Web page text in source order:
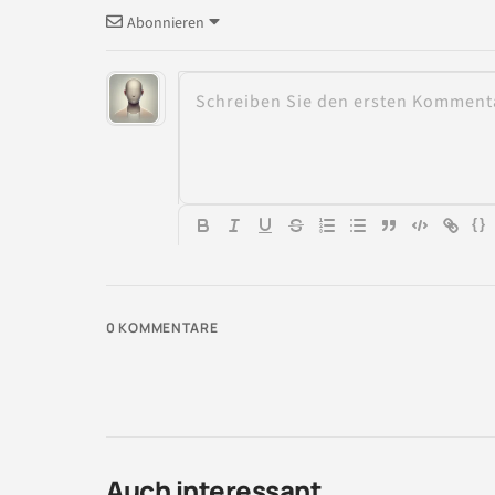
Abonnieren
{}
0 KOMMENTARE